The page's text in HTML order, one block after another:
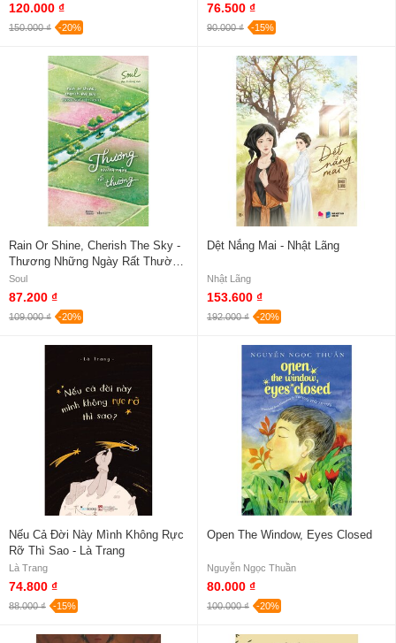
120.000 ₫
150.000 ₫ -20%
76.500 ₫
90.000 ₫ -15%
Rain Or Shine, Cherish The Sky -
Thương Những Ngày Rất Thường
- Soul (Song Ngữ Anh - Việt)
Soul
87.200 ₫
109.000 ₫ -20%
Dệt Nắng Mai - Nhật Lãng
Nhật Lãng
153.600 ₫
192.000 ₫ -20%
Nếu Cả Đời Này Mình Không Rực
Rỡ Thì Sao - Là Trang
Là Trang
74.800 ₫
88.000 ₫ -15%
Open The Window, Eyes Closed
Nguyễn Ngọc Thuần
80.000 ₫
100.000 ₫ -20%